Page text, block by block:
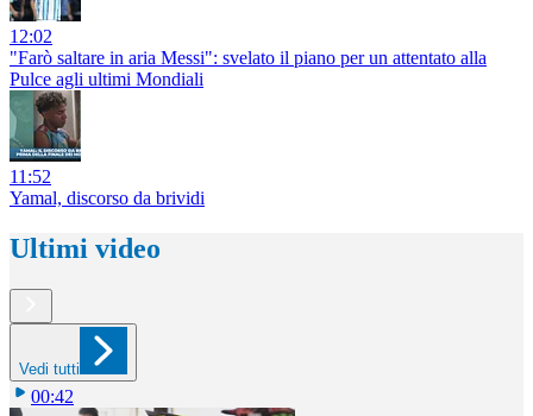
12:02
"Farò saltare in aria Messi": svelato il piano per un attentato alla
Pulce agli ultimi Mondiali
11:52
Yamal, discorso da brividi
Ultimi video
Vedi tutti
00:42